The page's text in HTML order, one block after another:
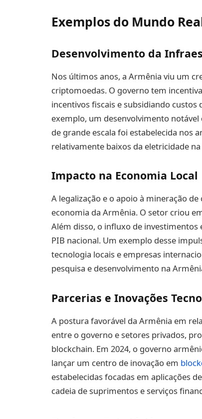
Exemplos do Mundo
Desenvolvimento da
Nos últimos anos, a Armênia viu um
criptomoedas. O governo tem
incentivos fiscais e subsidiando
exemplo, um desenvolvimento
de grande escala foi estabelecida nos
relativamente baixos da eletricidade
Impacto na Economia Local
A legalização e o apoio à mineração
economia da Armênia. O setor criou
Além disso, o influxo de
PIB nacional. Um exemplo desse
tecnologia locais e empresas
pesquisa e desenvolvimento na
Parcerias e Inovações
A postura favorável da Armênia em
entre o governo e setores privados,
blockchain. Em 2024, o governo
lançar um centro de inovação em
estabelecidas focadas em aplicações
cadeia de suprimentos e serviços